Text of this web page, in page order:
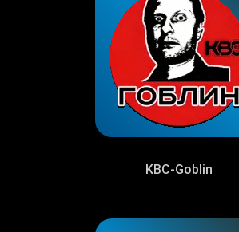
KBC-Goblin